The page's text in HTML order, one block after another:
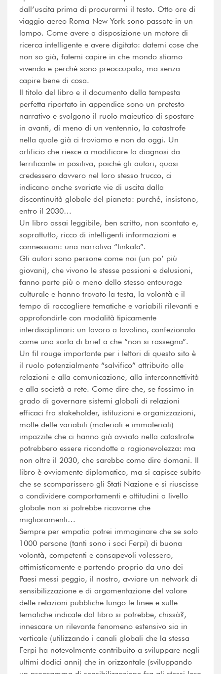
dall’uscita prima di procurarmi il testo. Otto ore di
viaggio aereo Roma-New York sono passate in un
lampo. Come avere a disposizione un motore di
ricerca intelligente e avere digitato: datemi cose che
non so già, fatemi capire in che mondo stiamo
vivendo e perché sono preoccupato, ma senza
capire bene di cosa.
Il titolo del libro e il documento della tempesta
perfetta riportato in appendice sono un pretesto
narrativo e svolgono il ruolo maieutico di spostare
in avanti, di meno di un ventennio, la catastrofe
nella quale già ci troviamo e non da oggi. Un
artificio che riesce a modificare la diagnosi da
terrificante in positiva, poiché gli autori, quasi
credessero davvero nel loro stesso trucco, ci
indicano anche svariate vie di uscita dalla
discontinuità globale del pianeta: purché, insistono,
entro il 2030…
Un libro assai leggibile, ben scritto, non scontato e,
soprattutto, ricco di intelligenti informazioni e
connessioni: una narrativa “linkata”.
Gli autori sono persone come noi (un po’ più
giovani), che vivono le stesse passioni e delusioni,
fanno parte più o meno dello stesso entourage
culturale e hanno trovato la testa, la volontà e il
tempo di raccogliere tematiche e variabili rilevanti e
approfondirle con modalità tipicamente
interdisciplinari: un lavoro a tavolino, confezionato
come una sorta di brief a che “non si rassegna”.
Un fil rouge importante per i lettori di questo sito è
il ruolo potenzialmente “salvifico” attribuito alle
relazioni e alla comunicazione, alla interconnettività
e alla società a rete. Come dire che, se fossimo in
grado di governare sistemi globali di relazioni
efficaci fra stakeholder, istituzioni e organizzazioni,
molte delle variabili (materiali e immateriali)
impazzite che ci hanno già avviato nella catastrofe
potrebbero essere ricondotte a ragionevolezza: ma
non oltre il 2030, che sarebbe come dire domani. Il
libro è ovviamente diplomatico, ma si capisce subito
che se scomparissero gli Stati Nazione e si riuscisse
a condividere comportamenti e attitudini a livello
globale non si potrebbe ricavarne che
miglioramenti…
Sempre per empatia potrei immaginare che se solo
1000 persone (tanti sono i soci Ferpi) di buona
volontà, competenti e consapevoli volessero,
ottimisticamente e partendo proprio da uno dei
Paesi messi peggio, il nostro, avviare un network di
sensibilizzazione e di argomentazione del valore
delle relazioni pubbliche lungo le linee e sulle
tematiche indicate dal libro si potrebbe, chissà?,
innescare un rilevante fenomeno estensivo sia in
verticale (utilizzando i canali globali che la stessa
Ferpi ha notevolmente contribuito a sviluppare negli
ultimi dodici anni) che in orizzontale (sviluppando